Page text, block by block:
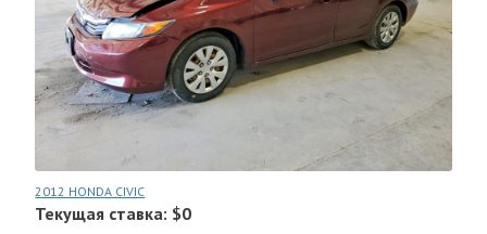
2012 HONDA CIVIC
Текущая ставка: $0